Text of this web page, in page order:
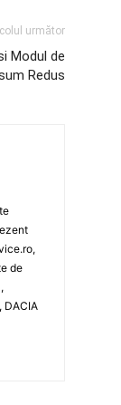
următor
Modul de
Redus
de
DACIA